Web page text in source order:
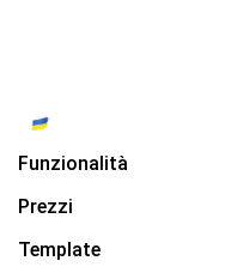
Funzionalità
Prezzi
Template